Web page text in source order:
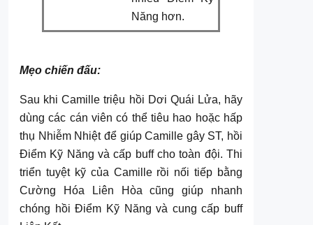
Năng hơn.
Mẹo chiến đấu:
Sau khi Camille triệu hồi Dơi Quái Lửa, hãy
dùng các cán viên có thể tiêu hao hoặc hấp
thụ Nhiễm Nhiệt để giúp Camille gây ST, hồi
Điểm Kỹ Năng và cấp buff cho toàn đội. Thi
triển tuyệt kỹ của Camille rồi nối tiếp bằng
Cường Hóa Liên Hòa cũng giúp nhanh
chóng hồi Điểm Kỹ Năng và cung cấp buff